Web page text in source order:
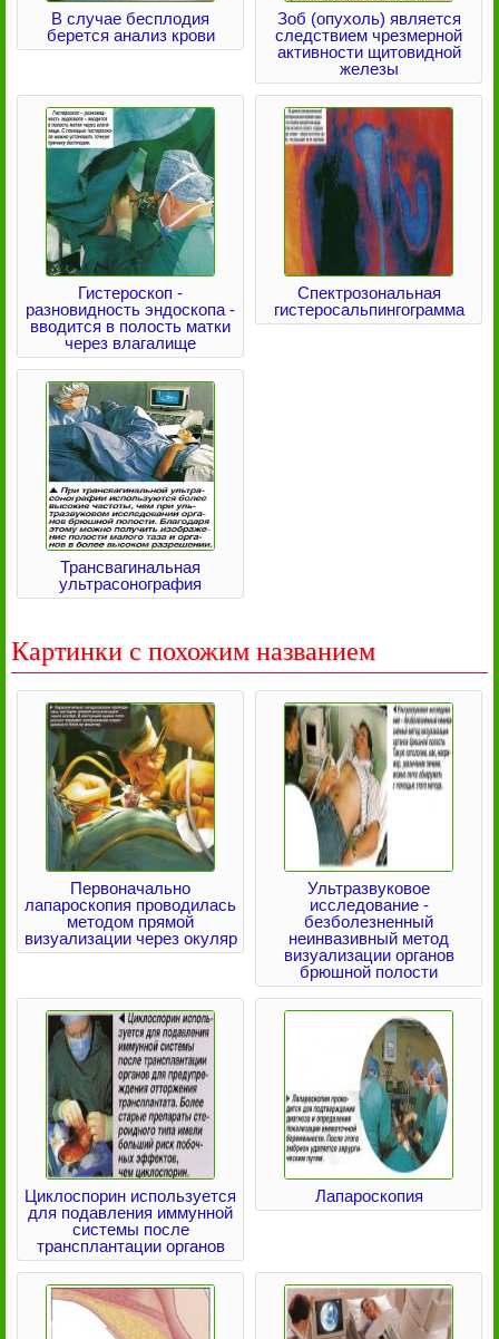
В случае бесплодия
берется анализ крови
Зоб (опухоль) является
следствием чрезмерной
активности щитовидной
железы
Гистероскоп -
разновидность эндоскопа -
вводится в полость матки
через влагалище
Спектрозональная
гистеросальпингограмма
Трансвагинальная
ультрасонография
Картинки с похожим названием
Первоначально
лапароскопия проводилась
методом прямой
визуализации через окуляр
Ультразвуковое
исследование -
безболезненный
неинвазивный метод
визуализации органов
брюшной полости
Циклоспорин используется
для подавления иммунной
системы после
трансплантации органов
Лапароскопия